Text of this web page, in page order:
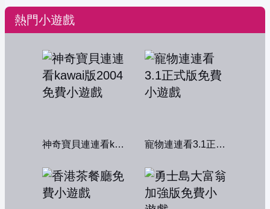
熱門小遊戲
神奇寶貝連連看kawai版2004 寵物連連看3.1正式版